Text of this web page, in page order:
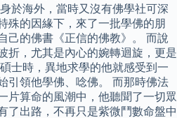
於海外，當時又沒有佛學社可深
殊的因緣下，來了一批學佛的朋
己的佛書《正信的佛教》。 而說
折，尤其是內心的婉轉迴旋，更是
士時，異地求學的他就感受到一
引領他學佛、唸佛。 而那時佛法
片算命的風潮中，他聽聞了一切眾
了出路，不再只是紫微鬥數命盤中